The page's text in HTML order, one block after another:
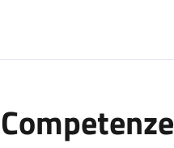
Competenze